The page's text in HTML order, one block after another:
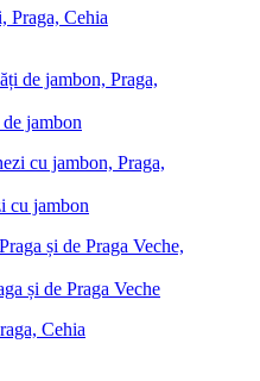
jambon
cu jambon
și de Praga Veche